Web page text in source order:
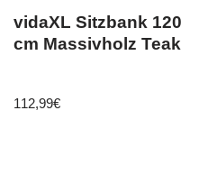
vidaXL Sitzbank 120
cm Massivholz Teak
112,99€